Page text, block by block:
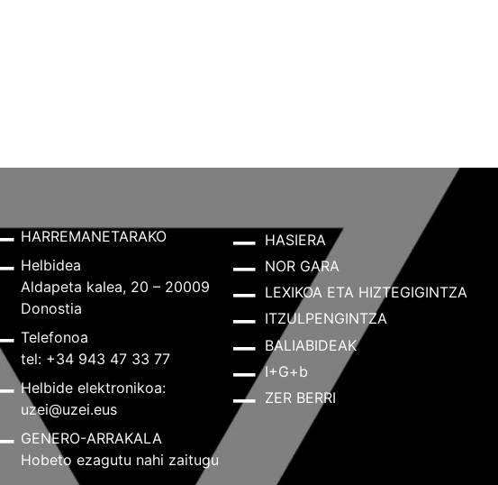
HARREMANETARAKO
Helbidea
Aldapeta kalea, 20 – 20009
Donostia
Telefonoa
tel: +34 943 47 33 77
Helbide elektronikoa:
uzei@uzei.eus
GENERO-ARRAKALA
Hobeto ezagutu nahi zaitugu
HASIERA
NOR GARA
LEXIKOA ETA HIZTEGIGINTZA
ITZULPENGINTZA
BALIABIDEAK
I+G+b
ZER BERRI